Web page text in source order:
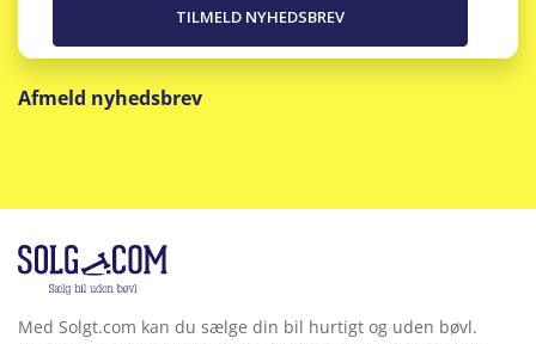
Afmeld nyhedsbrev
Med Solgt.com kan du sælge din bil hurtigt og uden bøvl.